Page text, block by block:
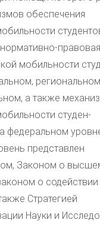
обеспечения
правовая
мобильности
региональном
а также
студен-
федеральном
представлен
Законом о
о содействии
Стратегией
Науки и